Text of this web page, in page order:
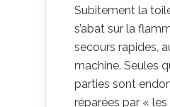
Subitement la
s’abat sur la
secours rapides,
machine. Seules
parties sont
réparées par «